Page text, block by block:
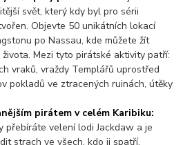
svět, který kdy byl pro sérii
Objevte 50 unikátních lokací
po Nassau, kde můžete žít
Mezi tyto pirátské aktivity patří:
vraků, vraždy Templářů uprostřed
pokladů ve ztracených ruinách, útěky
pirátem v celém Karibiku:
přebíráte velení lodi Jackdaw a je
strach ve všech, kdo ji spatří.